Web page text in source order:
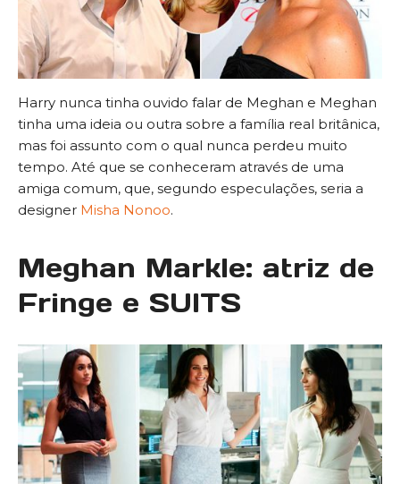
Harry nunca tinha ouvido falar de Meghan e Meghan
tinha uma ideia ou outra sobre a família real britânica,
mas foi assunto com o qual nunca perdeu muito
tempo. Até que se conheceram através de uma
amiga comum, que, segundo especulações, seria a
designer Misha Nonoo.
Meghan Markle: atriz de
Fringe e SUITS